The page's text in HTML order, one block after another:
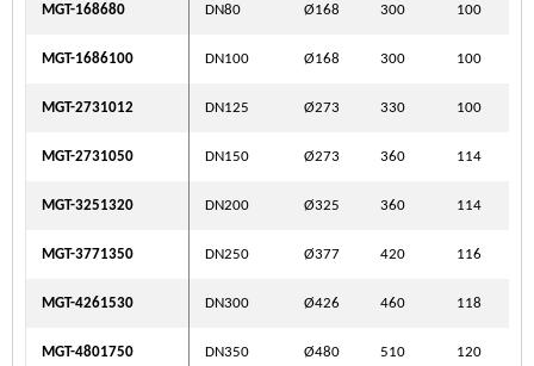
MGT-168680 DN80 Ø168 300 100
MGT-1686100 DN100 Ø168 300 100
MGT-2731012 DN125 Ø273 330 100
MGT-2731050 DN150 Ø273 360 114
MGT-3251320 DN200 Ø325 360 114
MGT-3771350 DN250 Ø377 420 116
MGT-4261530 DN300 Ø426 460 118
MGT-4801750 DN350 Ø480 510 120